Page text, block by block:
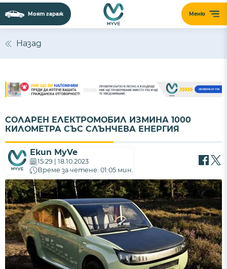
Меню
Моят гараж
Назад
СОЛАРЕН ЕЛЕКТРОМОБИЛ ИЗМИНА 1000
КИЛОМЕТРА СЪС СЛЪНЧЕВА ЕНЕРГИЯ
Екип MyVe
15:29 | 18.10.2023
Време за четене: 01:05 мин.